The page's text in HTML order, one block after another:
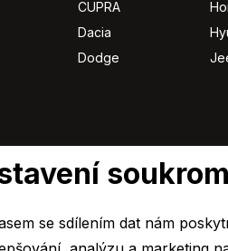
CUPRA
Dacia
Dodge
se sdílením dat nám